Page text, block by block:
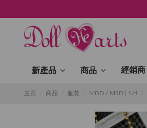
新產品 商品 經銷商
主頁 商品 服裝 MDD / MSD│1/4